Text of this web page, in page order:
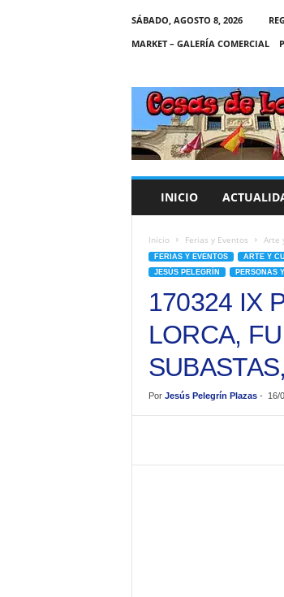
SÁBADO, AGOSTO 8, 2026
MARKET – GALERÍA COMERCIAL
C
A
S
INICIO
Inicio Ferias y Eventos Arte
FERIAS Y EVENTOS ARTE Y
JESÚS PELEGRÍN
PERSONAS
170324 IX
LORCA,
Por Jesús Pelegrín Plazas- 16/